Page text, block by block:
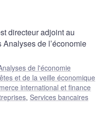
directeur adjoint au
de l’économie
de l'économie
et de la veille économique
international et finance
, Services bancaires